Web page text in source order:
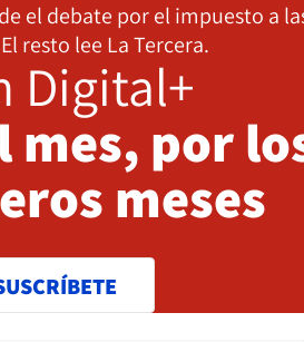
el debate por el impuesto a
resto lee La Tercera.
Digital+
mes, por
meses